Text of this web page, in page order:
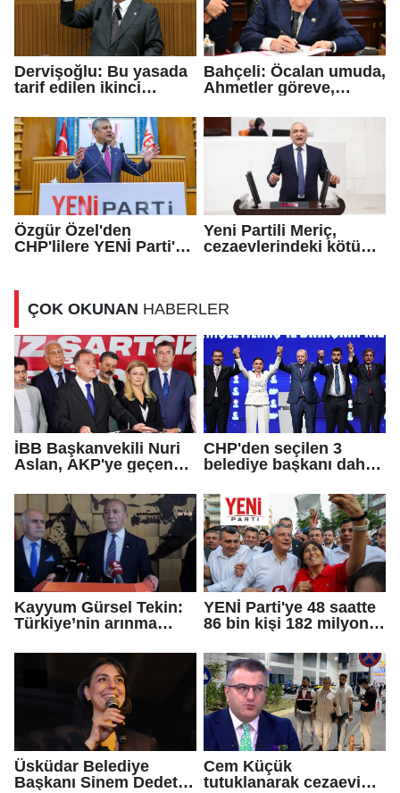
Dervişoğlu: Bu yasada
tarif edilen ikinci
Bahçeli: Öcalan umuda,
Ahmetler göreve,
dönmeli...
Özgür Özel'den
CHP'lilere YENİ Parti'ye
Yeni Partili Meriç,
cezaevlerindeki kötü
ÇOK OKUNAN HABERLER
İBB Başkanvekili Nuri
Aslan, AKP'ye geçen
iddialarına yanıt verdi
CHP'den seçilen 3
belediye başkanı daha
Kayyum Gürsel Tekin:
Türkiye’nin arınma
geldiniz...
YENİ Parti'ye 48 saatte
86 bin kişi 182 milyon
Üsküdar Belediye
Başkanı Sinem Dedetaş
Cem Küçük
tutuklanarak cezaevine